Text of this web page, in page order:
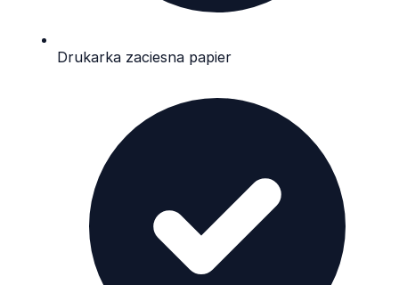
Drukarka zaciesna papier